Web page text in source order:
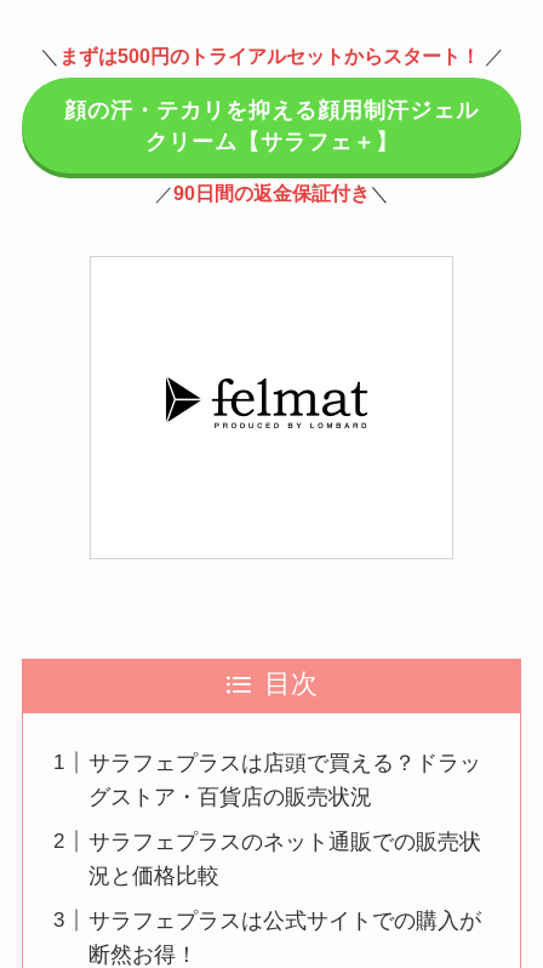
＼ まずは500円のトライアルセットからスタート！ ／
顔の汗・テカリを抑える顔用制汗ジェル
クリーム【サラフェ＋】
／90日間の返金保証付き ＼
目次
サラフェプラスは店頭で買える？ドラッ
グストア・百貨店の販売状況
サラフェプラスのネット通販での販売状
況と価格比較
サラフェプラスは公式サイトでの購入が
断然お得！